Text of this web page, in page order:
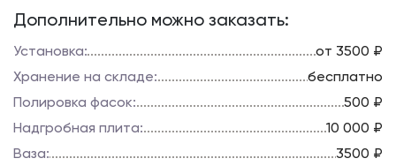
Дополнительно можно заказать:
Установка:
от 3500 ₽
Хранение на складе:
бесплатно
Полировка фасок:
500 ₽
Надгробная плита:
10 000 ₽
Ваза:
3500 ₽